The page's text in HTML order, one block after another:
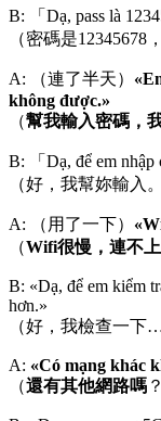
B: 「Dạ, pass là
（密碼是12345678
A: （連了半天）
không được.»
（幫我輸入密碼，
B: 「Dạ, để em nhập
（好，我幫妳輸入。
A: （用了一下）
（Wifi很慢，連不上
B: «Dạ, để em kiểm
hơn.»
（好，我檢查一下
A: «Có mạng khác
（還有其他網路嗎